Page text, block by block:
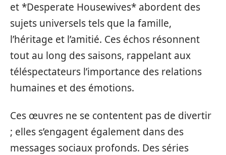
et *Desperate Housewives* abordent des
sujets universels tels que la famille,
l’héritage et l’amitié. Ces échos résonnent
tout au long des saisons, rappelant aux
téléspectateurs l’importance des relations
humaines et des émotions.
Ces œuvres ne se contentent pas de divertir
; elles s’engagent également dans des
messages sociaux profonds. Des séries